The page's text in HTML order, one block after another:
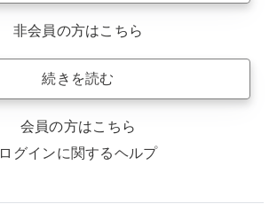
非会員の方はこちら
続きを読む
会員の方はこちら
ログインに関するヘルプ